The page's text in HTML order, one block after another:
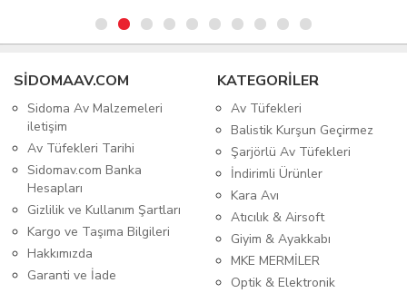
SIDOMAAV.COM
Sidoma Av Malzemeleri
iletişim
Av Tüfekleri Tarihi
Sidomav.com Banka
Hesapları
Gizlilik ve Kullanım Şartları
Kargo ve Taşıma Bilgileri
Hakkımızda
Garanti ve İade
KATEGORİLER
Av Tüfekleri
Balistik Kurşun Geçirmez
Şarjörlü Av Tüfekleri
İndirimli Ürünler
Kara Avı
Atıcılık & Airsoft
Giyim & Ayakkabı
MKE MERMİLER
Optik & Elektronik